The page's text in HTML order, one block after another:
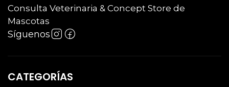
Consulta Veterinaria & Concept Store de
Mascotas
Síguenos
CATEGORÍAS